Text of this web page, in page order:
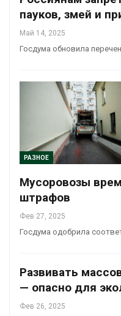
пауков, змей и
Май 14, 2025
Госдума обновила
РАЗНОЕ
Мусоровозы
штрафов
Фев 27, 2025
Госдума одобрила
Развивать
— опасно для
Фев 26, 2025